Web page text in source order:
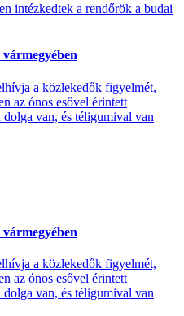
intézkedtek a rendőrök a budai
vármegyében
a közlekedők figyelmét,
az ónos esővel érintett
dolga van, és téligumival van
vármegyében
a közlekedők figyelmét,
az ónos esővel érintett
dolga van, és téligumival van